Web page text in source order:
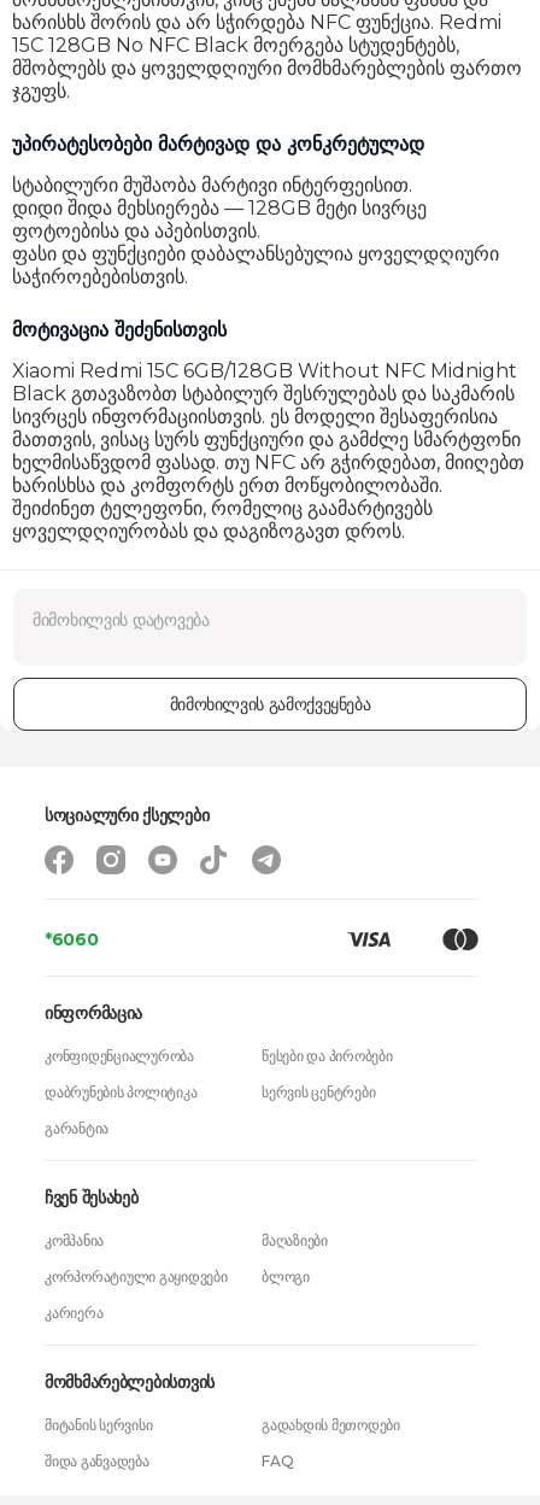
სპიკერების რაოდენობა
ყურსასმენის ინტერფეისი 3.5mm jack
სტერეო ხმა
კომპლექტაცია თანდართული კაბელი, ადაპტერი
Wi-Fi Wi-Fi 802.11 a/b/g/n/ac
Bluetooth
GPS
კომპასი
გარემო ნათების სენსორი დიახ
IP დაცვა IP64
ზომები 171.6 x 79.5 x 8 მმ
წონა
ხარისხს შორის და არ სჭირდება NFC ფუნქცია. Redmi
15C 128GB No NFC Black მოერგება სტუდენტებს,
მშობლებს და ყოველდღიური მომხმარებლების ფართო
ჯგუფს.
უპირატესობები მარტივად და კონკრეტულად
სტაბილური მუშაობა მარტივი ინტერფეისით.
დიდი შიდა მეხსიერება — 128GB მეტი სივრცე
ფოტოებისა და აპებისთვის.
ფასი და ფუნქციები დაბალანსებულია ყოველდღიური
საჭიროებებისთვის.
მოტივაცია შეძენისთვის
Xiaomi Redmi 15C 6GB/128GB Without NFC Midnight
Black გთავაზობთ სტაბილურ შესრულებას და საკმარის
სივრცეს ინფორმაციისთვის. ეს მოდელი შესაფერისია
მათთვის, ვისაც სურს ფუნქციური და გამძლე სმარტფონი
ხელმისაწვდომ ფასად. თუ NFC არ გჭირდებათ, მიიღებთ
ხარისხსა და კომფორტს ერთ მოწყობილობაში.
შეიძინეთ ტელეფონი, რომელიც გაამარტივებს
ყოველდღიურობას და დაგიზოგავთ დროს.
მიმოხილვის გამოქვეყნება
*6060
ჩვენ შესახებ
კომპანია
მაღაზიები
კორპორატიული გაყიდვები
ბლოგი
კარიერა
ინფორმაცია
კონფიდენციალურობა
წესები და პირობები
დაბრუნების პოლიტიკა
სერვის ცენტრები
გარანტია
მომხმარებლებისთვის
მიტანის სერვისი
გადახდის მეთოდები
შიდა განვადება
FAQ
სოციალური ქსელები